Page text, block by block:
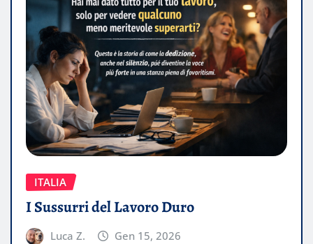
ITALIA
I Sussurri del Lavoro Duro
Luca Z. Gen 15, 2026